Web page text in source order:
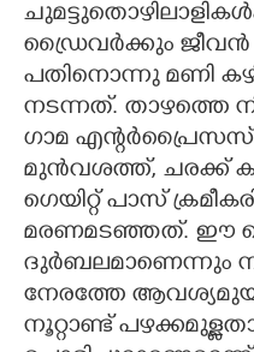
ഡ്രൈവർക്കും ജീവൻ
പതിനൊന്നു മണി
നടന്നത്. താഴത്തെ
ഗാമ
മുൻവശത്ത്, ചരക്ക്
ഗെയിറ്റ് പാസ്
മരണമടഞ്ഞത്. ഈ
ദുർബലമാണെന്നും
നേരത്തേ
നൂറ്റാണ്ട്